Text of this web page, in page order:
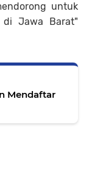
untuk
di Jawa Barat"
Mendaftar